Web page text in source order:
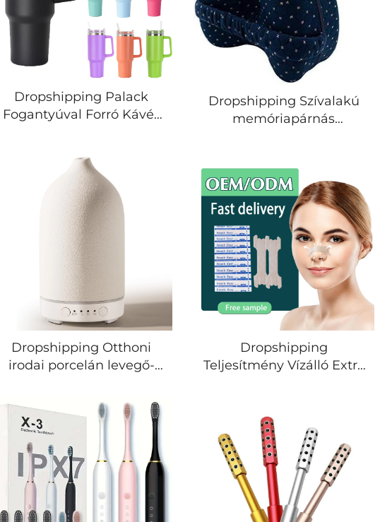
Dropshipping Palack
Fogantyúval Forró Kávés
Pohár Szívószállal
Vákuumos Üveg
Hőszigetelt Hordozható
Pohár
Dropshipping Szívalakú
memóriapárnás
alváshoz vénás láb- és
térdpárnákkal
Dropshipping Otthoni
irodai porcelán levegő-
illóolaj diffúzor
elektromos ultrahangos
aromadiffúzor
levegőpárologtató
Dropshipping
Teljesítmény Vízálló Extra
Orrszalagok Gyártó Tiszta
a Légzésért Orrdugulat
ellen